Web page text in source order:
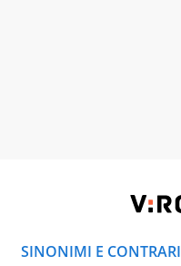
SINONIMI E CONTRARI